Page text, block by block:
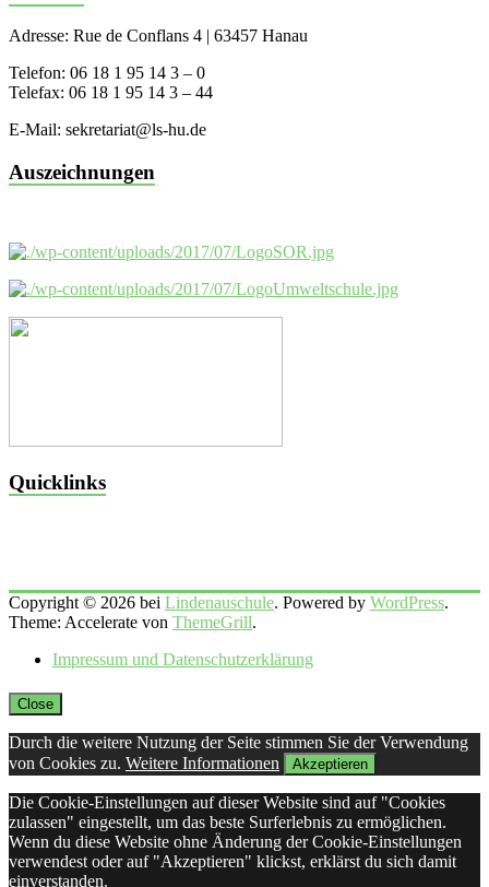
Adresse: Rue de Conflans 4 | 63457 Hanau
Telefon: 06 18 1 95 14 3 – 0
Telefax: 06 18 1 95 14 3 – 44
E-Mail: sekretariat@ls-hu.de
Auszeichnungen
Quicklinks
Copyright © 2026 bei Lindenauschule. Powered by WordPress.
Theme: Accelerate von ThemeGrill.
Impressum und Datenschutzerklärung
Close
Durch die weitere Nutzung der Seite stimmen Sie der Verwendung
von Cookies zu. Weitere Informationen Akzeptieren
Die Cookie-Einstellungen auf dieser Website sind auf "Cookies
zulassen" eingestellt, um das beste Surferlebnis zu ermöglichen.
Wenn du diese Website ohne Änderung der Cookie-Einstellungen
verwendest oder auf "Akzeptieren" klickst, erklärst du sich damit
einverstanden.